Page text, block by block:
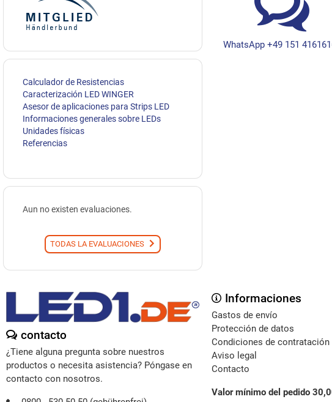
WhatsApp +49 151
Calculador de Resistencias
Caracterización LED WINGER
Asesor de aplicaciones para Strips LED
Informaciones generales sobre LEDs
Unidades físicas
Referencias
Aun no existen evaluaciones.
TODAS LA EVALUACIONES
contacto
¿Tiene alguna pregunta sobre nuestros
productos o necesita asistencia? Póngase en
contacto con nosotros.
Informaciones
Gastos de envío
Protección de datos
Condiciones de contratación
Aviso legal
Contacto
Valor mínimo del pedido